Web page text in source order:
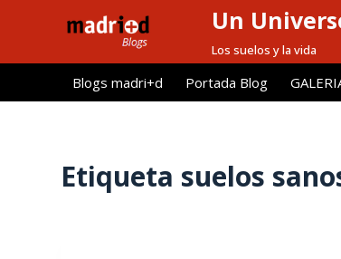
l
Un
Los suelos y la vida
Blogs madri+d Portada Blog
Etiqueta suelos